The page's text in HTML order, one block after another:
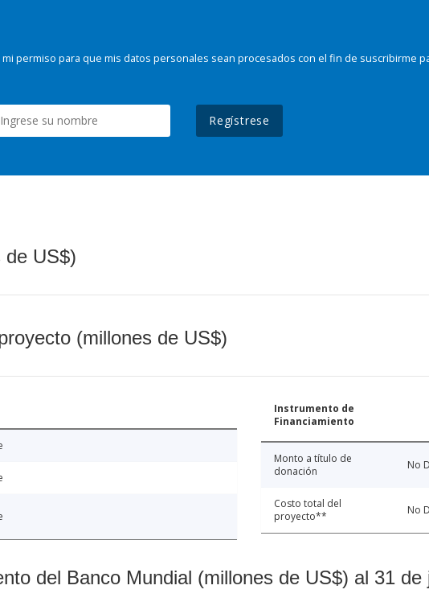
mi permiso para que mis datos personales sean procesados con el fin de suscribirme
Regístrese
de US$)
(millones de US$)
Instrumento de
Financiamiento
Monto a título de
donación
No
Costo total del
proyecto**
No
del Banco Mundial (millones de US$) al 31 de